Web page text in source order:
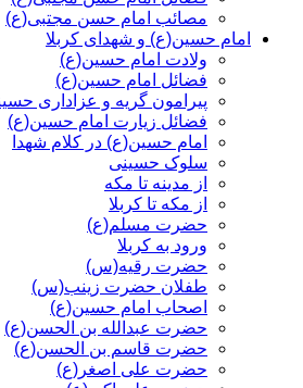
مصائب امام حسن مجتبی(ع)
امام حسین(ع) و شهدای کربلا
ولادت امام حسین(ع)
فضائل امام حسین(ع)
پیرامون گریه و عزاداری
فضائل زیارت امام حسین(ع)
امام حسین(ع) در کلام شهدا
سلوک حسینی
از مدینه تا مکه
از مکه تا کربلا
حضرت مسلم(ع)
ورود به کربلا
حضرت رقیه(س)
طفلان حضرت زینب(س)
اصحاب امام حسین(ع)
حضرت عبدالله بن الحسن(ع)
حضرت قاسم بن الحسن(ع)
حضرت علی اصغر(ع)